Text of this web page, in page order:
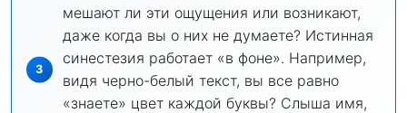
мешают ли эти ощущения или возникают,
даже когда вы о них не думаете? Истинная
синестезия работает «в фоне». Например,
видя черно-белый текст, вы все равно
«знаете» цвет каждой буквы? Слыша имя,